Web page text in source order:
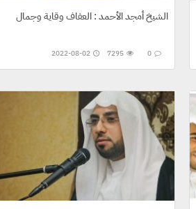
الشيخ أمجد الأحمد : العفاف وقاية وجمال
2022-08-02 0
7295